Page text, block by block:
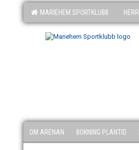
MARIEHEM SPORTKLUBB HERR
OM ARENAN BOKNING PLANTID